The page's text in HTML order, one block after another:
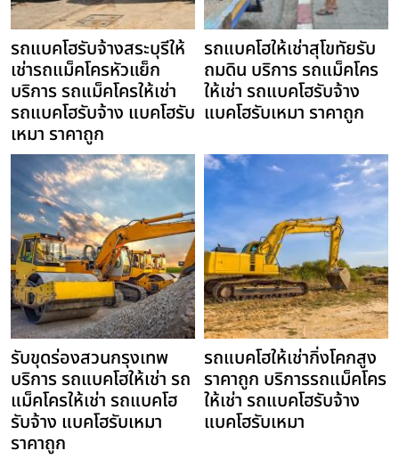
รถแบคโฮรับจ้างสระบุรีให้
เช่ารถแม็คโครหัวแย็ก
บริการ รถแม็คโครให้เช่า
รถแบคโฮรับจ้าง แบคโฮรับ
เหมา ราคาถูก
รถแบคโฮให้เช่าสุโขทัยรับ
ถมดิน บริการ รถแม็คโคร
ให้เช่า รถแบคโฮรับจ้าง
แบคโฮรับเหมา ราคาถูก
รับขุดร่องสวนกรุงเทพ
บริการ รถแบคโฮให้เช่า รถ
แม็คโครให้เช่า รถแบคโฮ
รับจ้าง แบคโฮรับเหมา
ราคาถูก
รถแบคโฮให้เช่ากิ่งโคกสูง
ราคาถูก บริการรถแม็คโคร
ให้เช่า รถแบคโฮรับจ้าง
แบคโฮรับเหมา